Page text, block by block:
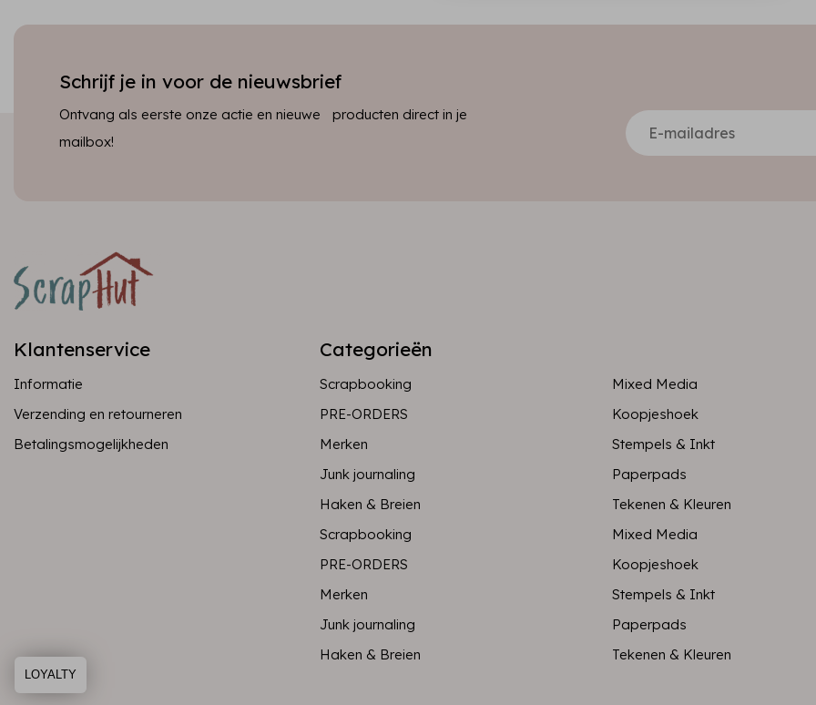
Schrijf je in voor de nieuwsbrief
Ontvang als eerste onze actie en nieuwe producten direct in je
mailbox!
Klantenservice
Informatie
Verzending en retourneren
Betalingsmogelijkheden
Categorieën
Scrapbooking
Mixed Media
PRE-ORDERS
Koopjeshoek
Merken
Stempels & Inkt
Junk journaling
Paperpads
Haken & Breien
Tekenen & Kleuren
Scrapbooking
Mixed Media
PRE-ORDERS
Koopjeshoek
Merken
Stempels & Inkt
Junk journaling
Paperpads
Haken & Breien
Tekenen & Kleuren
LOYALTY